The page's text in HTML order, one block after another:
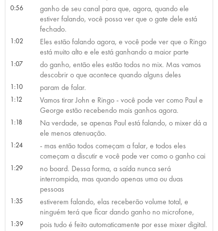
0:56
ganho de seu canal para que, agora, quando ele
estiver falando, você possa ver que o gate dele está
fechado.
1:02
Eles estão falando agora, e você pode ver que o Ringo
está muito alto e ele está ganhando a maior parte
1:07
do ganho, então eles estão todos no mix. Mas vamos
descobrir o que acontece quando alguns deles
1:10 param de falar.
1:12
Vamos tirar John e Ringo - você pode ver como Paul e
George estão recebendo mais ganhos agora.
1:18
Na verdade, se apenas Paul está falando, o mixer dá a
ele menos atenuação.
1:24
- mas então todos começam a falar, e todos eles
começam a discutir e você pode ver como o ganho cai
1:29
no board. Dessa forma, a saída nunca será
interrompida, mas quando apenas uma ou duas
pessoas
1:35
estiverem falando, elas receberão volume total, e
ninguém terá que ficar dando ganho no microfone,
1:39 pois tudo é feito automaticamente por esse mixer digital.